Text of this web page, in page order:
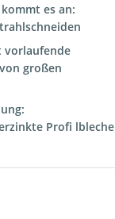
es an:
vorlaufende
großen
Profi lbleche